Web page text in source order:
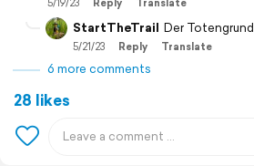
StartTheTrail Der
5/21/23 Reply Translate
6 more comments
28 likes